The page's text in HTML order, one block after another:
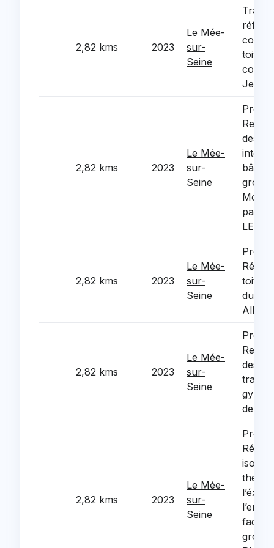
2,82 kms 2023
Le Mée-
sur-
Seine
Jean
2,82 kms 2023
Le Mée-
sur-
Seine
Projet
des
pavés
LED.
2,82 kms 2023
Le Mée-
sur-
Seine
Projet
du
Albert
2,82 kms 2023
Le Mée-
sur-
Seine
Projet
des
de
2,82 kms 2023
Le Mée-
sur-
Seine
Projet